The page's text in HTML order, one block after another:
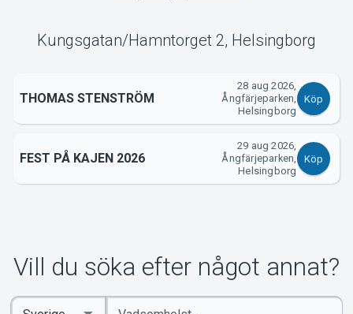
Om Tickster
Kungsgatan/Hamntorget 2, Helsingborg
THOMAS STENSTRÖM
28 aug 2026,
Ångfärjeparken,
Helsingborg
Köp
FEST PÅ KAJEN 2026
29 aug 2026,
Ångfärjeparken,
Helsingborg
Köp
Vill du söka efter något annat?
Ange
Select